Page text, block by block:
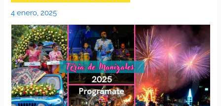
4 enero, 2025